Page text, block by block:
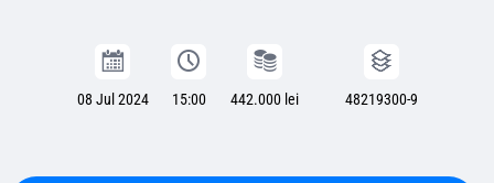
08 Jul 2024 15:00 442.000 lei 48219300-9